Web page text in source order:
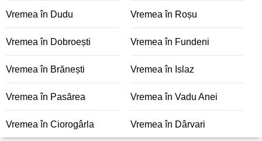
Vremea în Dudu Vremea în Roșu
Vremea în Dobroești Vremea în Fundeni
Vremea în Brănești Vremea în Islaz
Vremea în Pasărea Vremea în Vadu Anei
Vremea în Ciorogârla Vremea în Dârvari